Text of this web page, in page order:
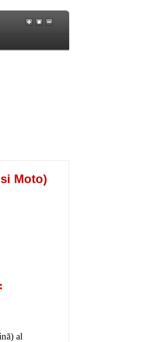
Moto)
al